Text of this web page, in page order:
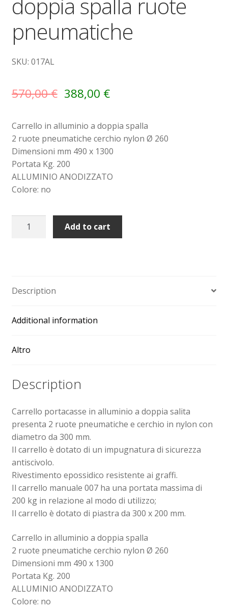
Sollevatori elettrici manuali timonati
pneumatiche
SKU: 017AL
570,00€ 388,00 €
Carrello in alluminio a doppia spalla
2 ruote pneumatiche cerchio nylon Ø 260
Dimensioni mm 490 x 1300
Portata Kg. 200
ALLUMINIO ANODIZZATO
Colore: no
Carrello
ruote
quantity
Add to cart
Description
Additional information
Altro
Description
Carrello portacasse in alluminio a doppia salita
presenta 2 ruote pneumatiche e cerchio in nylon con
diametro da 300 mm.
Il carrello è dotato di un impugnatura di sicurezza
antiscivolo.
Rivestimento epossidico resistente ai graffi.
Il carrello manuale 007 ha una portata massima di
200 kg in relazione al modo di utilizzo;
Il carrello è dotato di piastra da 300 x 200 mm.
Carrello in alluminio a doppia spalla
2 ruote pneumatiche cerchio nylon Ø 260
Dimensioni mm 490 x 1300
Portata Kg. 200
ALLUMINIO ANODIZZATO
Colore: no